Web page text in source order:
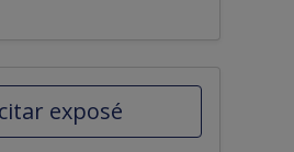
exposé